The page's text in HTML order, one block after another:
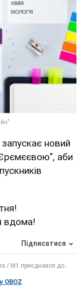
новий
аби
вдома!
Підписатися
М1 приєднався до...
OBOZ